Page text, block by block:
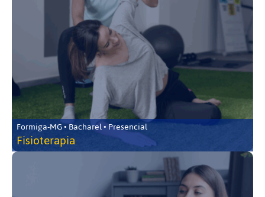
Formiga-MG • Bacharel • Presencial
Fisioterapia